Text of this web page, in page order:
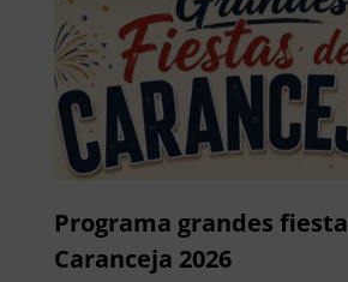
Programa grandes
Caranceja 2026